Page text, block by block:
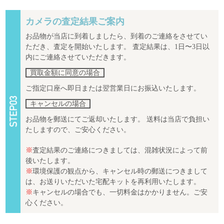
カメラの査定結果ご案内
お品物が当店に到着しましたら、到着のご連絡をさせてい
ただき、査定を開始いたします。 査定結果は、1日〜3日以
内にご連絡させていただきます。
買取金額に同意の場合
ご指定口座へ即日または翌営業日にお振込いたします。
キャンセルの場合
お品物を郵送にてご返却いたします。 送料は当店で負担い
たしますので、ご安心ください。
※査定結果のご連絡につきましては、混雑状況によって前
後いたします。
※環境保護の観点から、キャンセル時の郵送につきまして
は、お送りいただいた宅配キットを再利用いたします。
※キャンセルの場合でも、一切料金はかかりません。ご安
心ください。